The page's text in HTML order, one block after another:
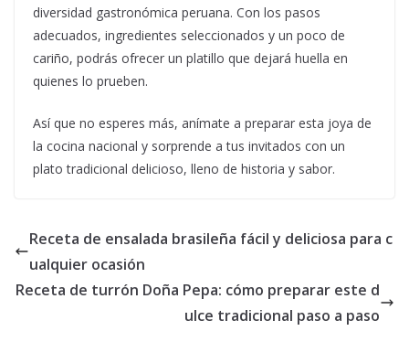
diversidad gastronómica peruana. Con los pasos
adecuados, ingredientes seleccionados y un poco de
cariño, podrás ofrecer un platillo que dejará huella en
quienes lo prueben.
Así que no esperes más, anímate a preparar esta joya de
la cocina nacional y sorprende a tus invitados con un
plato tradicional delicioso, lleno de historia y sabor.
Receta de ensalada brasileña fácil y deliciosa para c
ualquier ocasión
Receta de turrón Doña Pepa: cómo preparar este d
ulce tradicional paso a paso